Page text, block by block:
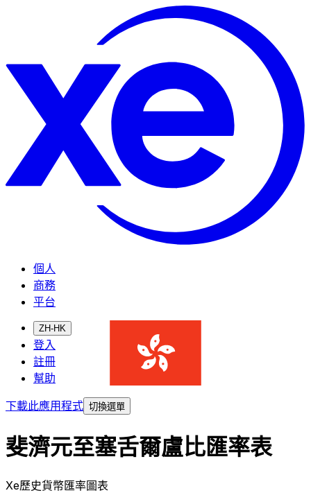
個人
商務
平台
ZH-HK
登入
註冊
幫助
下載此應用程式 切換選單
斐濟元至塞舌爾盧比匯率表
Xe歷史貨幣匯率圖表